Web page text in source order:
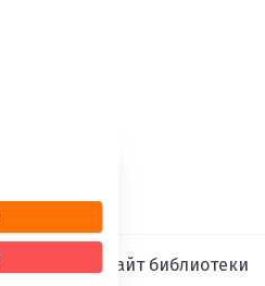
SIMAI-SF4: Сайт библиотеки